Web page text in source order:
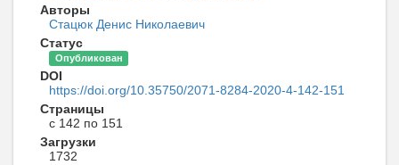
Авторы
Стацюк Денис Николаевич
Статус
Опубликован
DOI
https://doi.org/10.35750/2071-8284-2020-4-142-151
Страницы
с 142 по 151
Загрузки
1732